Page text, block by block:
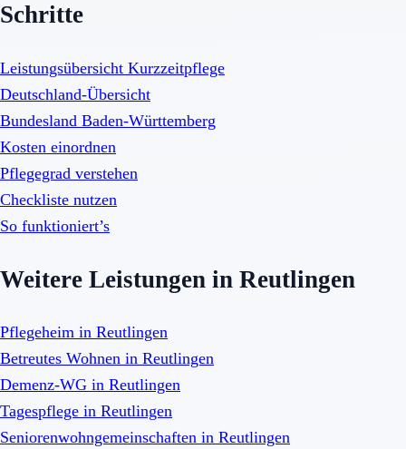
Schritte
Leistungsübersicht Kurzzeitpflege
Deutschland-Übersicht
Bundesland Baden-Württemberg
Kosten einordnen
Pflegegrad verstehen
Checkliste nutzen
So funktioniert’s
Weitere Leistungen in Reutlingen
Pflegeheim in Reutlingen
Betreutes Wohnen in Reutlingen
Demenz-WG in Reutlingen
Tagespflege in Reutlingen
Seniorenwohngemeinschaften in Reutlingen